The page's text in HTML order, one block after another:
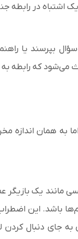
یک اشتباه در
بپرسند یا
که رابطه
به همان
مانند یک بازیگر
باشد. این
جای دنبال کردن